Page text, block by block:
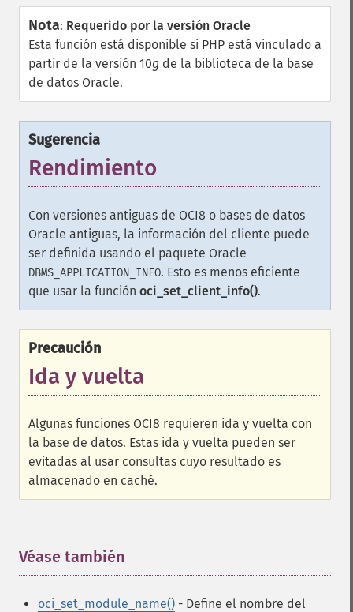
Nota: Requerido por la versión Oracle
Esta función está disponible si PHP está vinculado a
partir de la versión 10g de la biblioteca de la base
de datos Oracle.
Sugerencia
Rendimiento
Con versiones antiguas de OCI8 o bases de datos
Oracle antiguas, la información del cliente puede
ser definida usando el paquete Oracle
DBMS_APPLICATION_INFO. Esto es menos eficiente
que usar la función oci_set_client_info().
Precaución
Ida y vuelta
Algunas funciones OCI8 requieren ida y vuelta con
la base de datos. Estas ida y vuelta pueden ser
evitadas al usar consultas cuyo resultado es
almacenado en caché.
Véase también
oci_set_module_name() - Define el nombre del